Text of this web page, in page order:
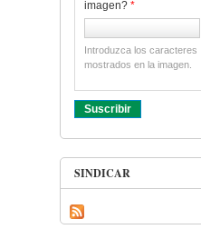
imagen? *
Introduzca los caracteres
mostrados en la imagen.
SINDICAR